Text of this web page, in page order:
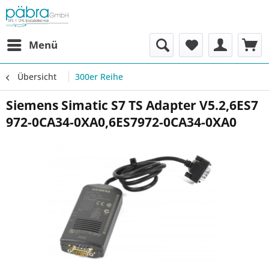
Menü
Übersicht 300er Reihe
Siemens Simatic S7 TS Adapter V5.2,6ES7
972-0CA34-0XA0,6ES7972-0CA34-0XA0